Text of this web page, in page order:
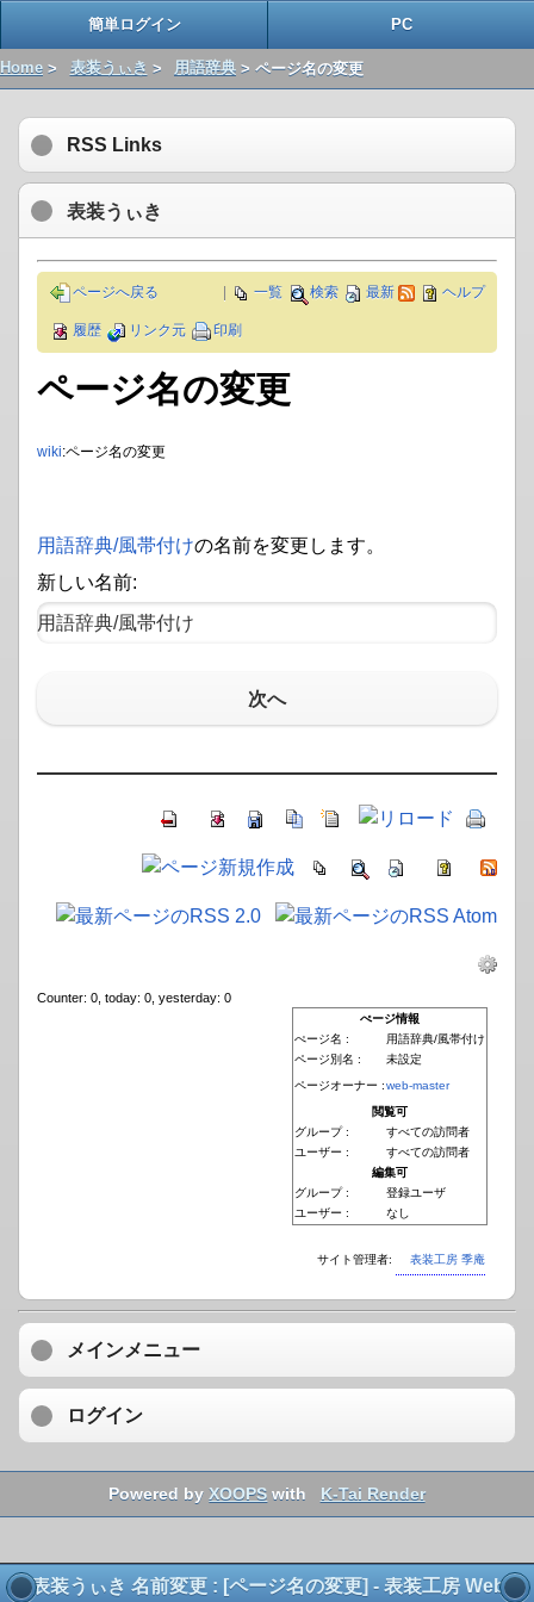
簡単ログイン PC
Home > 表装うぃき > 用語辞典 > ページ名の変更
RSS Links
表装うぃき
一覧 検索 最新 ヘルプ
ページへ戻る
履歴 リンク元 印刷
ページ名の変更
wiki:ページ名の変更
用語辞典​/風帯付けの名前を変更します。
新しい名前:
次へ
ぺージ情報
ぺージ名 :
用語辞典/風帯付け
ページ別名 :
未設定
ページオーナー :web-master
閲覧可
グループ :
すべての訪問者
ユーザー :
すべての訪問者
編集可
グループ :
登録ユーザ
ユーザー :
なし
Counter: 0, today: 0, yesterday: 0
サイト管理者: 表装工房 季庵
メインメニュー
ログイン
Powered byXOOPS with K-Tai Render
表装うぃき 名前変更 : [ページ名の変更] - 表装工房 Web